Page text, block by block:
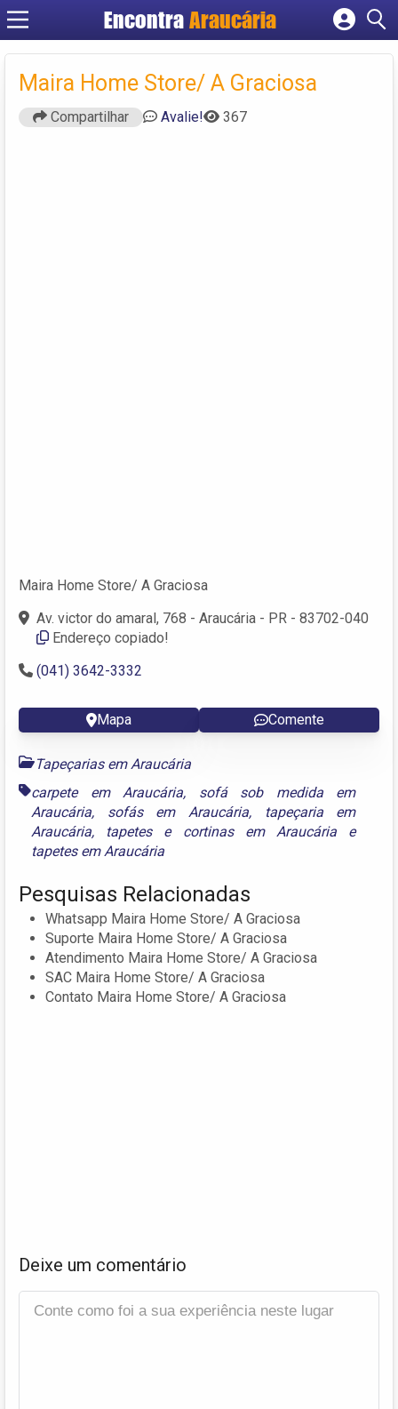
EncontraAraucária
Cadastrar empresa
Criar conta
Maira Home Store/ A Graciosa
Compartilhar Avalie! 367
Maira Home Store/ A Graciosa
Av. victor do amaral, 768 - Araucária - PR - 83702-040
Endereço copiado!
(041) 3642-3332
Mapa Comente
Tapeçarias em Araucária
carpete em Araucária, sofá sob medida em
Araucária, sofás em Araucária,
tapeçaria em
Araucária, tapetes e cortinas em Araucária e
tapetes em Araucária
Pesquisas Relacionadas
Whatsapp Maira Home Store/ A Graciosa
Suporte Maira Home Store/ A Graciosa
Atendimento Maira Home Store/ A Graciosa
SAC Maira Home Store/ A Graciosa
Contato Maira Home Store/ A Graciosa
Deixe um comentário